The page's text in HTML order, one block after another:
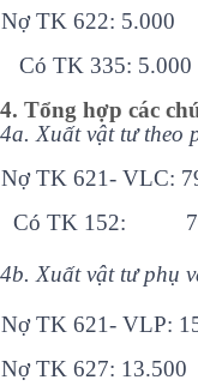
Nợ TK 622: 5.000
Có TK 335: 5.000
4. Tổng hợp các
4a. Xuất vật tư theo
Nợ TK 621- VLC:
Có TK 152:
4b. Xuất vật tư phụ
Nợ TK 621- VLP:
Nợ TK 627: 13.500